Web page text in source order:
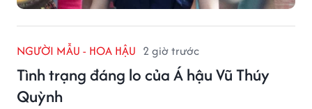
NGƯỜI MẪU - HOA HẬU 2 giờ trước
Tình trạng đáng lo của Á hậu Vũ Thúy
Quỳnh